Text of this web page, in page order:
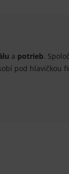
a potrieb.
pod hlavičkou